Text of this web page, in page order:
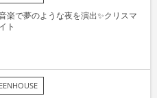
楽で夢のような夜を演出✨クリスマ
ト